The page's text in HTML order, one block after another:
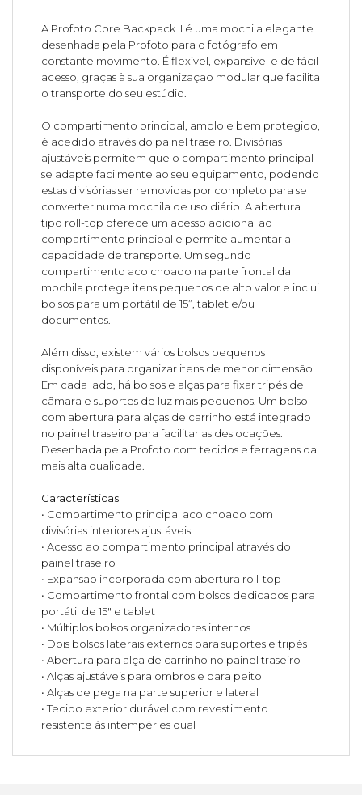
A Profoto Core Backpack II é uma mochila elegante
desenhada pela Profoto para o fotógrafo em
constante movimento. É flexível, expansível e de fácil
acesso, graças à sua organização modular que facilita
o transporte do seu estúdio.
O compartimento principal, amplo e bem protegido,
é acedido através do painel traseiro. Divisórias
ajustáveis permitem que o compartimento principal
se adapte facilmente ao seu equipamento, podendo
estas divisórias ser removidas por completo para se
converter numa mochila de uso diário. A abertura
tipo roll-top oferece um acesso adicional ao
compartimento principal e permite aumentar a
capacidade de transporte. Um segundo
compartimento acolchoado na parte frontal da
mochila protege itens pequenos de alto valor e inclui
bolsos para um portátil de 15”, tablet e/ou
documentos.
Além disso, existem vários bolsos pequenos
disponíveis para organizar itens de menor dimensão.
Em cada lado, há bolsos e alças para fixar tripés de
câmara e suportes de luz mais pequenos. Um bolso
com abertura para alças de carrinho está integrado
no painel traseiro para facilitar as deslocações.
Desenhada pela Profoto com tecidos e ferragens da
mais alta qualidade.
Características
• Compartimento principal acolchoado com
divisórias interiores ajustáveis
• Acesso ao compartimento principal através do
painel traseiro
• Expansão incorporada com abertura roll-top
• Compartimento frontal com bolsos dedicados para
portátil de 15" e tablet
• Múltiplos bolsos organizadores internos
• Dois bolsos laterais externos para suportes e tripés
• Abertura para alça de carrinho no painel traseiro
• Alças ajustáveis para ombros e para peito
• Alças de pega na parte superior e lateral
• Tecido exterior durável com revestimento
resistente às intempéries dual